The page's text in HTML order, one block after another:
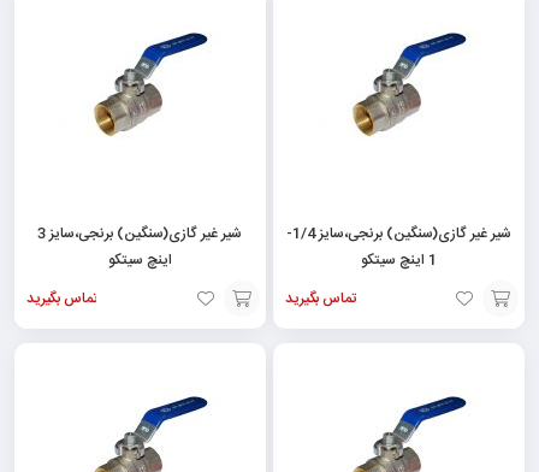
شیر غیر گازی(سنگین) برنجی،سایز 1/4-
1 اینچ سیتکو
تماس بگیرید
افزودن
شیر غیر گازی(سنگین) برنجی،سایز 3
اینچ سیتکو
تماس بگیرید
افزودن